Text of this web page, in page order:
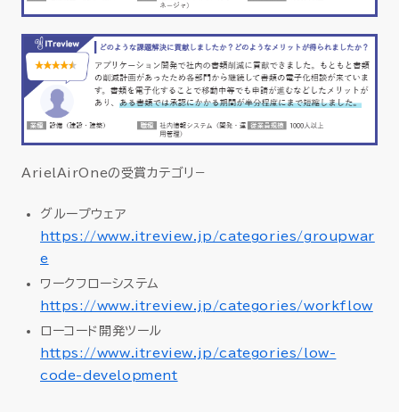
ArielAirOneの受賞カテゴリ－
グループウェア
https://www.itreview.jp/categories/groupwar
e
ワークフローシステム
https://www.itreview.jp/categories/workflow
ローコード開発ツール
https://www.itreview.jp/categories/low-
code-development